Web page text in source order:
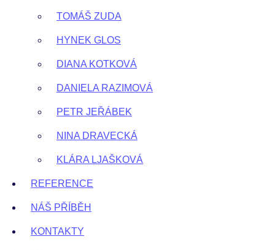
TOMÁŠ ZUDA
HYNEK GLOS
DIANA KOTKOVÁ
DANIELA RAZIMOVÁ
PETR JEŘÁBEK
NINA DRAVECKÁ
KLÁRA LJAŠKOVÁ
REFERENCE
NÁŠ PŘÍBĚH
KONTAKTY